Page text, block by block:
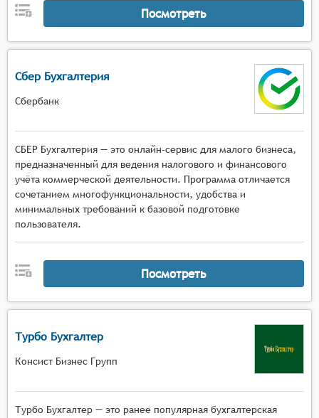
Посмотреть
Сбер Бухгалтерия
Сбербанк
СБЕР Бухгалтерия — это онлайн-сервис для малого бизнеса,
предназначенный для ведения налогового и финансового
учёта коммерческой деятельности. Программа отличается
сочетанием многофункциональности, удобства и
минимальных требований к базовой подготовке
пользователя.
Посмотреть
Турбо Бухгалтер
Консист Бизнес Групп
Турбо Бухгалтер — это ранее популярная бухгалтерская